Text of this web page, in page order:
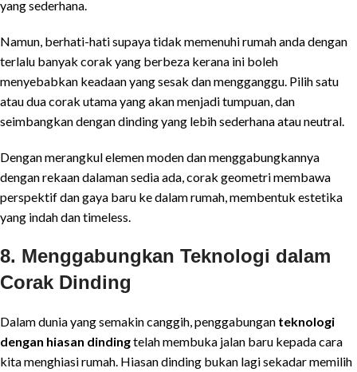
yang sederhana.
Namun, berhati-hati supaya tidak memenuhi rumah anda dengan
terlalu banyak corak yang berbeza kerana ini boleh
menyebabkan keadaan yang sesak dan mengganggu. Pilih satu
atau dua corak utama yang akan menjadi tumpuan, dan
seimbangkan dengan dinding yang lebih sederhana atau neutral.
Dengan merangkul elemen moden dan menggabungkannya
dengan rekaan dalaman sedia ada, corak geometri membawa
perspektif dan gaya baru ke dalam rumah, membentuk estetika
yang indah dan timeless.
8. Menggabungkan Teknologi dalam
Corak Dinding
Dalam dunia yang semakin canggih, penggabungan teknologi
dengan hiasan dindingtelah membuka jalan baru kepada cara
kita menghiasi rumah. Hiasan dinding bukan lagi sekadar memilih